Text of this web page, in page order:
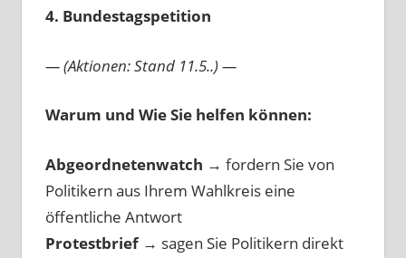
4. Bundestagspetition
— (Aktionen: Stand 11.5..) —
Warum und Wie Sie helfen können:
Abgeordnetenwatch → fordern Sie von
Politikern aus Ihrem Wahlkreis eine
öffentliche Antwort
Protestbrief → sagen Sie Politikern direkt